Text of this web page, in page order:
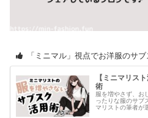
「ミニマル」視点でお洋服のサ
【ミニマリス
術
服を増やさず、お
ったりな服のサブ
マリストの筆者が